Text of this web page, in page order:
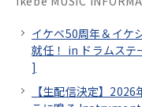
イケベ50周年＆イケ
就任！ in ドラムステ
]
【生配信決定】